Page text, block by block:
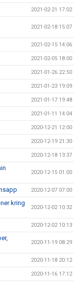
2021-02-21 17:02
2021-02-18 15:07
2021-02-15 14:06
2021-02-05 18:00
2021-01-26 22:50
2021-01-23 19:09
2021-01-17 19:48
2021-01-11 14:04
2020-12-21 12:00
2020-12-19 21:30
2020-12-18 13:37
2020-12-15 01:00
2020-12-07 07:00
kring
2020-12-02 10:32
2020-12-02 10:13
2020-11-19 08:29
2020-11-18 20:12
2020-11-16 17:12